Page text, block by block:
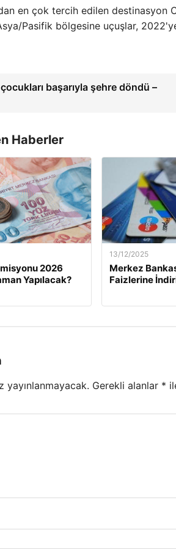
en çok tercih edilen
Pasifik bölgesine uçuşlar,
başarıyla şehre döndü –
Haberler
2026
Yapılacak?
13/12/2025
Merkez
Faizlerine
yayınlanmayacak. Gerekli alanlar *